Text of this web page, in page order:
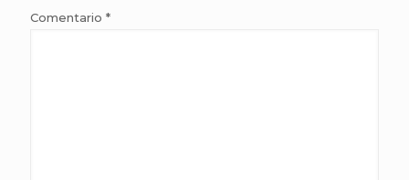
Comentario *